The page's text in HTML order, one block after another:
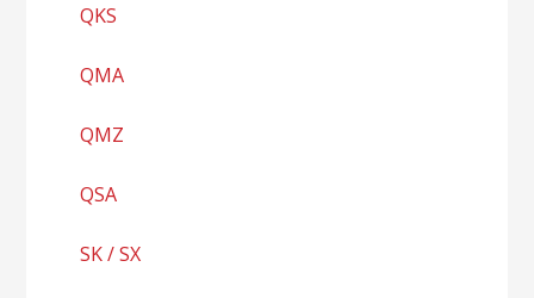
QKS
QMA
QMZ
QSA
SK / SX